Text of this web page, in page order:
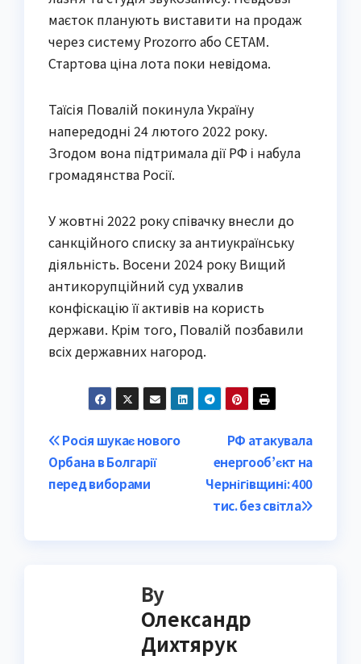
маєток планують виставити на продаж
через систему Prozorro або СЕТАМ.
Стартова ціна лота поки невідома.
Таїсія Повалій покинула Україну
напередодні 24 лютого 2022 року.
Згодом вона підтримала дії РФ і набула
громадянства Росії.
У жовтні 2022 року співачку внесли до
санкційного списку за антиукраїнську
діяльність. Восени 2024 року Вищий
антикорупційний суд ухвалив
конфіскацію її активів на користь
держави. Крім того, Повалій позбавили
всіх державних нагород.
Post
navigation
РФ атакувала
енергооб’єкт на
Чернігівщині: 400
тис. без світла
Росія шукає нового
Орбана в Болгарії
перед виборами
By
Олександр
Дихтярук